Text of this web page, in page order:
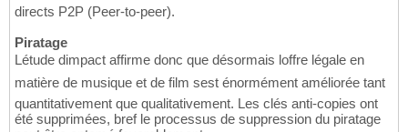
directs P2P (Peer-to-peer).
Piratage
Létude dimpact affirme donc que désormais loffre légale en
matière de musique et de film sest énormément améliorée tant
quantitativement que qualitativement. Les clés anti-copies ont
été supprimées, bref le processus de suppression du piratage